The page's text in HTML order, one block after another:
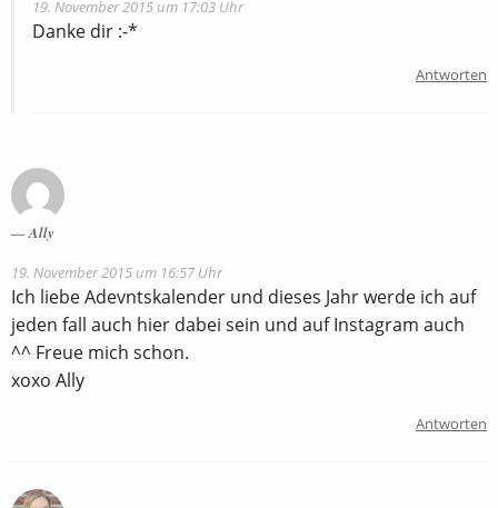
19. November 2015 um 17:03 Uhr
Danke dir :-*
Antworten
Ally
19. November 2015 um 16:57 Uhr
Ich liebe Adevntskalender und dieses Jahr werde ich auf
jeden fall auch hier dabei sein und auf Instagram auch
^^ Freue mich schon.
xoxo Ally
Antworten